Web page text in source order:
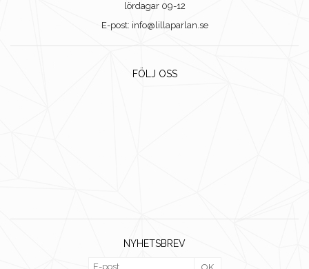
lördagar 09-12
E-post: info@lillaparlan.se
FÖLJ OSS
NYHETSBREV